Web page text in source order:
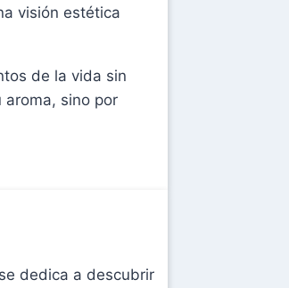
visión estética
de la vida sin
sino por
dedica a descubrir